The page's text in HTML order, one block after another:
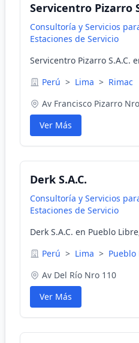
Servicentro Pizarro
Consultoría y Servicios
Estaciones de Servicio
Servicentro Pizarro S.A.C.
Perú > Lima > Rimac
Av Francisco Pizarro
Ver Más
Derk S.A.C.
Consultoría y Servicios
Estaciones de Servicio
Derk S.A.C. en Pueblo
Perú > Lima > Pueblo
Av Del Río Nro 110
Ver Más